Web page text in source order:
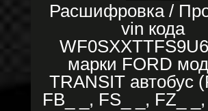
Расшифровка /
vin кода
марки FORD
TRANSIT автобус
FB_ _, FS_ _, FZ_